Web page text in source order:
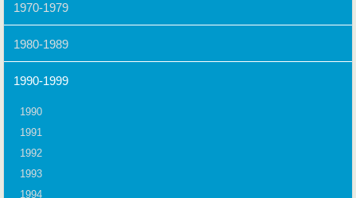
1970-1979
1980-1989
1990-1999
1990
1991
1992
1993
1994